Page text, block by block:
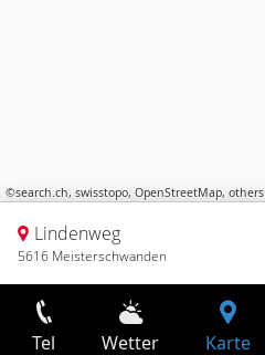
©search.ch, swisstopo, OpenStreetMap, others
Lindenweg
5616 Meisterschwanden
Tel Wetter Karte